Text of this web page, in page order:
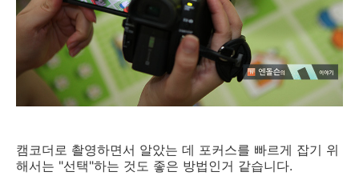
캠코더로 촬영하면서 알았는 데 포커스를 빠르게 잡기 위
해서는 "선택"하는 것도 좋은 방법인거 같습니다.